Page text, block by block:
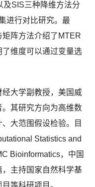
SIS三种降维方法分
进行对比研究。最
阵方法介绍了MTER
维度可以通过变量选
大学副教授，美国威
其研究方向为高维数
大范围假设检验。目
Statistics and
Bioinformatics，中国
主持国家自然科学基
等科研项目。